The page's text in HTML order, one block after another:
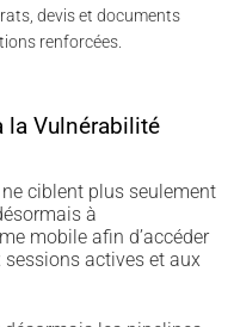
devis et documents
renforcées.
la Vulnérabilité
ciblent plus seulement
à
mobile afin d’accéder
actives et aux